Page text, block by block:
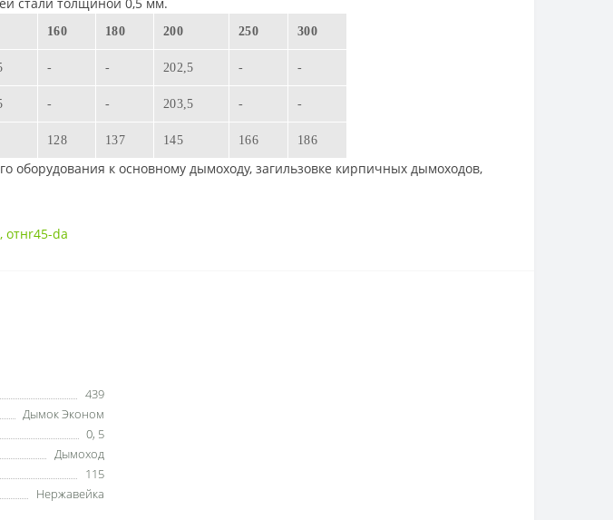
стали толщиной 0,5 мм.
160 180 200 250 300
- - 202,5 - -
- - 203,5 - -
128 137 145 166 186
к основному дымоходу, загильзовке кирпичных дымоходов,
, отнr45-da
439
Дымок Эконом
0, 5
Дымоход
115
Нержавейка